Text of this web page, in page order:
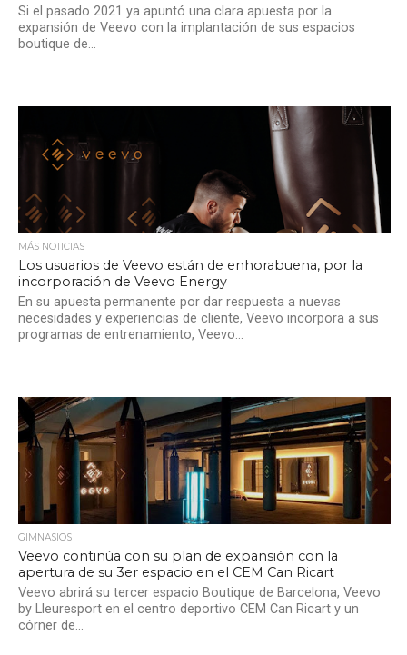
Si el pasado 2021 ya apuntó una clara apuesta por la
expansión de Veevo con la implantación de sus espacios
boutique de...
MÁS NOTICIAS
Los usuarios de Veevo están de enhorabuena, por la
incorporación de Veevo Energy
En su apuesta permanente por dar respuesta a nuevas
necesidades y experiencias de cliente, Veevo incorpora a sus
programas de entrenamiento, Veevo...
GIMNASIOS
Veevo continúa con su plan de expansión con la
apertura de su 3er espacio en el CEM Can Ricart
Veevo abrirá su tercer espacio Boutique de Barcelona, Veevo
by Lleuresport en el centro deportivo CEM Can Ricart y un
córner de...